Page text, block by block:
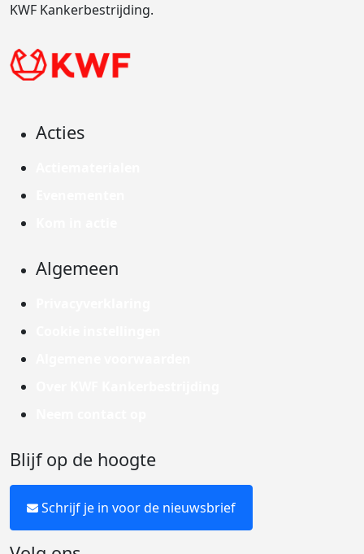
KWF Kankerbestrijding.
Acties
Algemeen
Blijf op de hoogte
Schrijf je in voor de nieuwsbrief